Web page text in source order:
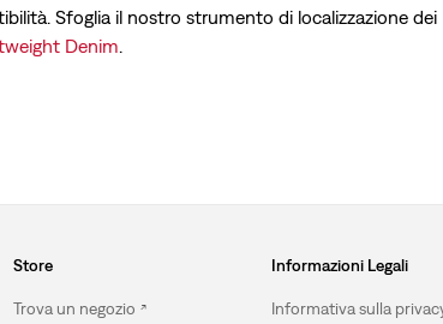
Sfoglia il nostro strumento di localizzazione dei
Denim.
Store
Trova un negozio
Informazioni Legali
Informativa sulla